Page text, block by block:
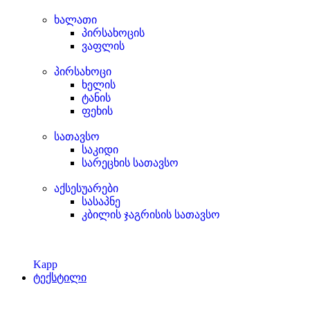
ხალათი
პირსახოცის
ვაფლის
პირსახოცი
ხელის
ტანის
ფეხის
სათავსო
საკიდი
სარეცხის სათავსო
აქსესუარები
სასაპნე
კბილის ჯაგრისის სათავსო
Kapp
ტექსტილი